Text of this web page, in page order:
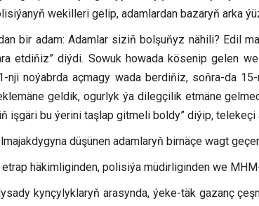
wekilleri gelip, adamlardan bazaryň arka
bir adam: Adamlar siziň bolşuňyz nähili? Edil
etdiňiz” diýdi. Sowuk howada kösenip gelen
nji noýabrda açmagy wada berdiňiz, soňra-da
geldik, ogurlyk ýa dilegçilik etmäne
işgäri bu ýerini taşlap gitmeli boldy” diýip, telekeçi
düşünen adamlaryň birnäçe wagt
häkimliginden, polisiýa müdirliginden we
kynçylyklaryň arasynda, ýeke-täk gazanç